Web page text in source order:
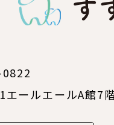
0822
ールエールA館7